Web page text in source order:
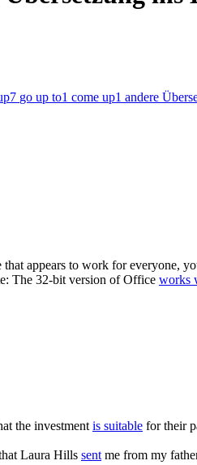
7 go up to1 come up1 andere
appears to work for everyone,
The 32-bit version of Office works
the investment is suitable for their
Laura Hills sent me from my